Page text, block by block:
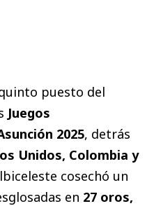
puesto del
Juegos
2025, detrás
Unidos, Colombia y
cosechó un
en 27 oros,